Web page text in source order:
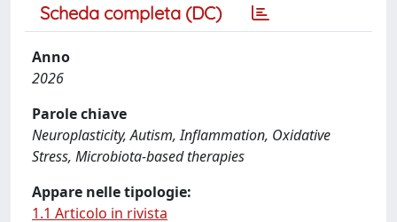
Scheda completa (DC)
Anno
2026
Parole chiave
Neuroplasticity, Autism, Inflammation, Oxidative
Stress, Microbiota-based therapies
Appare nelle tipologie:
1.1 Articolo in rivista